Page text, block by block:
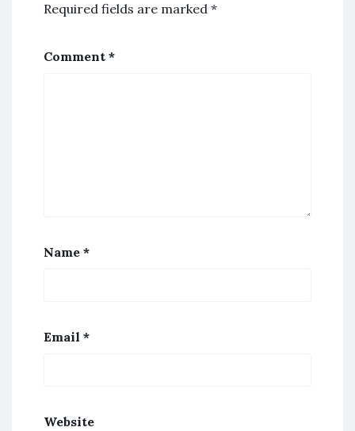
Required fields are marked *
Comment *
Name *
Email *
Website